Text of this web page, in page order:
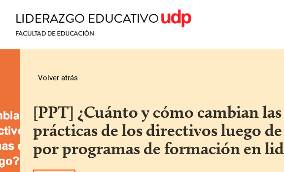
Volver atrás
[PPT] ¿Cuánto y cómo cambian las
prácticas de los directivos luego de
por programas de formación en